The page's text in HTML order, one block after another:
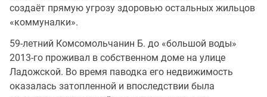
создаёт прямую угрозу здоровью остальных жильцов
«коммуналки».
59-летний Комсомольчанин Б. до «большой воды»
2013-го проживал в собственном доме на улице
Ладожской. Во время паводка его недвижимость
оказалась затопленной и впоследствии была